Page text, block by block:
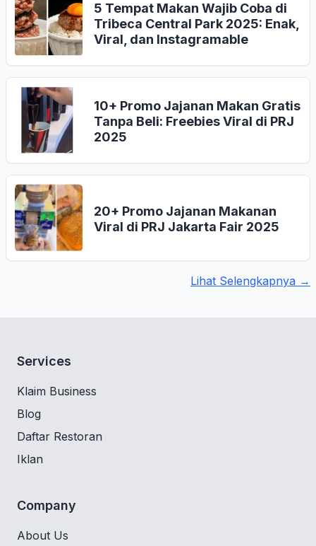
5 Tempat Makan Wajib Coba di
Tribeca Central Park 2025: Enak,
Viral, dan Instagramable
10+ Promo Jajanan Makan Gratis
Tanpa Beli: Freebies Viral di PRJ
2025
20+ Promo Jajanan Makanan
Viral di PRJ Jakarta Fair 2025
Lihat Selengkapnya →
Services
Klaim Business
Blog
Daftar Restoran
Iklan
Company
About Us